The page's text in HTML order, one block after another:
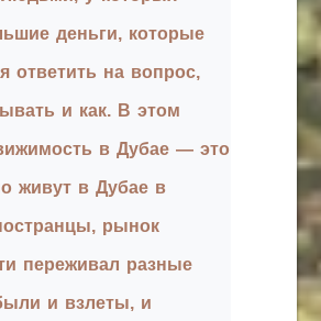
деньги, которые
ответить на вопрос,
и как. В этом
в Дубае — это
живут в Дубае в
рынок
переживал разные
и взлеты, и